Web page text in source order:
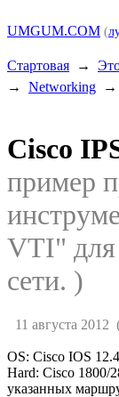
UMGUM.COM (
Стартовая →
→ Networking →
Cisco
пример
VTI" для
сети. )
11 августа 2012
OS: Cisco IOS
Hard: Cisco 1800/
указанных